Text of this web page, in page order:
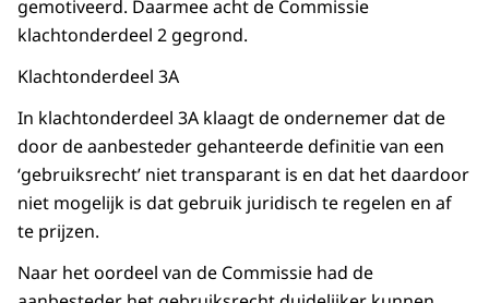
gemotiveerd. Daarmee acht de Commissie
klachtonderdeel 2 gegrond.
Klachtonderdeel 3A
In klachtonderdeel 3A klaagt de ondernemer dat de
door de aanbesteder gehanteerde definitie van een
‘gebruiksrecht’ niet transparant is en dat het daardoor
niet mogelijk is dat gebruik juridisch te regelen en af
te prijzen.
Naar het oordeel van de Commissie had de